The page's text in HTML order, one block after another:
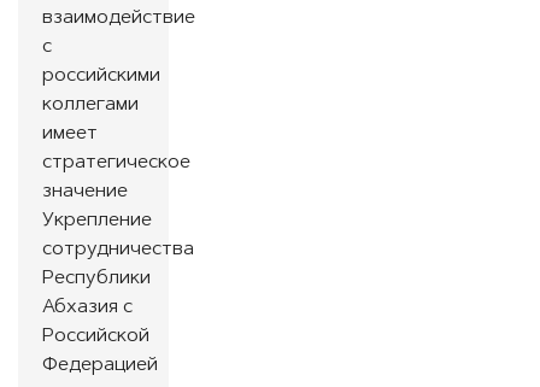
взаимодействие
с
российскими
коллегами
имеет
стратегическое
значение
Укрепление
сотрудничества
Республики
Абхазия с
Российской
Федерацией